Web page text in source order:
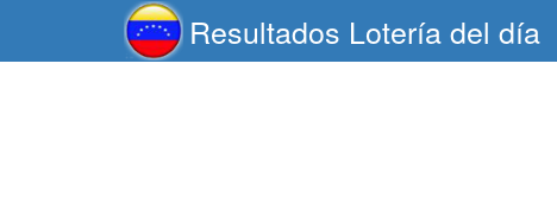
Resultados Lotería del día